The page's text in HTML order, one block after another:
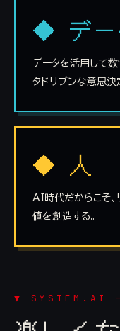
◆ デー
データを活用して
タドリブンな意思決
◆ 人
AI時代だからこそ、
値を創造する。
▼ SYSTEM.AI